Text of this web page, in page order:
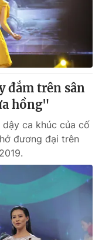
thao
sản
đắm trên sân
hồng"
ca khúc của cố
đương đại trên